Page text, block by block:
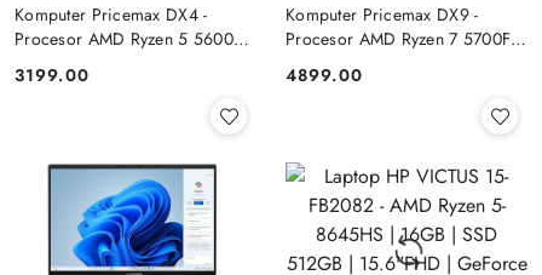
Komputer Pricemax DX4 -
Procesor AMD Ryzen 5 5600G
512GB Win 11 PRO
Cena:
3199.00
Komputer Pricemax DX9 -
Procesor AMD Ryzen 7 5700F |
GeForce RTX 5050 8GB | Win
Cena:
4899.00